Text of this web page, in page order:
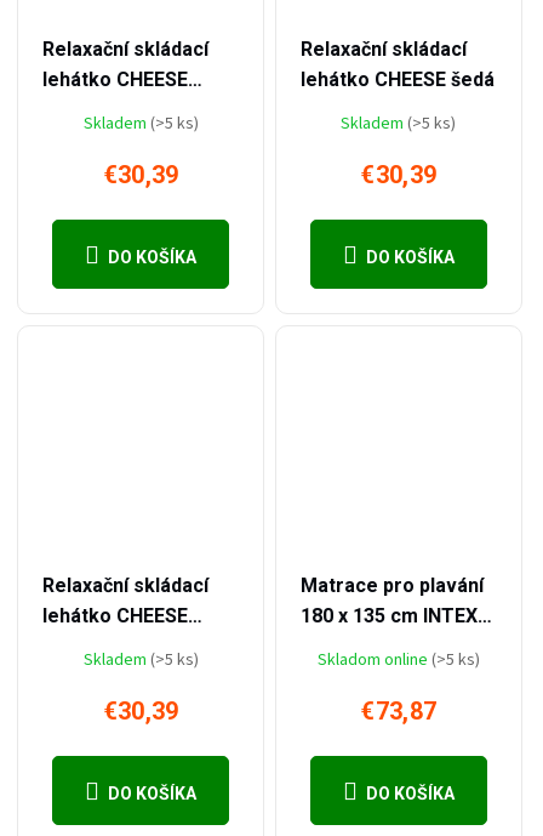
Relaxační skládací
lehátko CHEESE
Skladem (>5 ks)
€30,39
DO KOŠÍKA
Relaxační skládací
lehátko CHEESE šedá
Skladem(>5 ks)
€30,39
DO KOŠÍKA
Relaxační skládací
lehátko CHEESE
Skladem (>5 ks)
€30,39
DO KOŠÍKA
Matrace pro plavání
180 x 135 cm INTEX
Skladom online (>5 ks)
€73,87
DO KOŠÍKA